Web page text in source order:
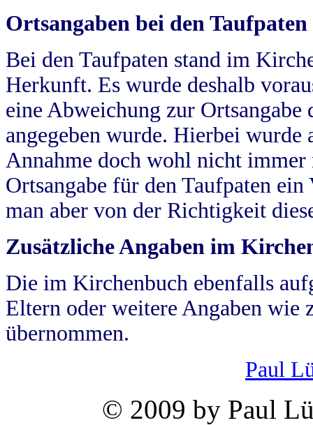
Ortsangaben bei den Taufpaten
Bei den Taufpaten stand im
Herkunft. Es wurde deshalb
eine Abweichung zur
angegeben wurde. Hierbei wurde
Annahme doch wohl nicht
Ortsangabe für den Taufpaten
man aber von der Richtigkeit
Zusätzliche Angaben im
Die im Kirchenbuch ebenfalls
Eltern oder weitere Angaben wie
übernommen.
Paul
© 2009 by Paul